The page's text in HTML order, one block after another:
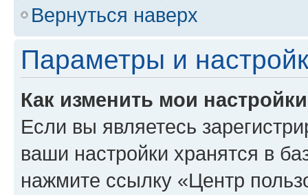
Вернуться наверх
Параметры и
Как изменить мои
Если вы являетесь
ваши настройки хранятся в
нажмите ссылку «Центр